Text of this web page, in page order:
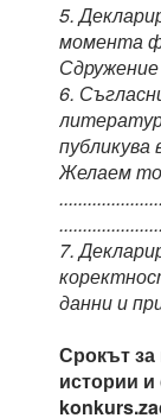
5.
момента
6.
публикува
Желаем то
7.
данни и
Срокът
истории